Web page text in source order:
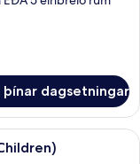
dagsetningar
í herbergi,